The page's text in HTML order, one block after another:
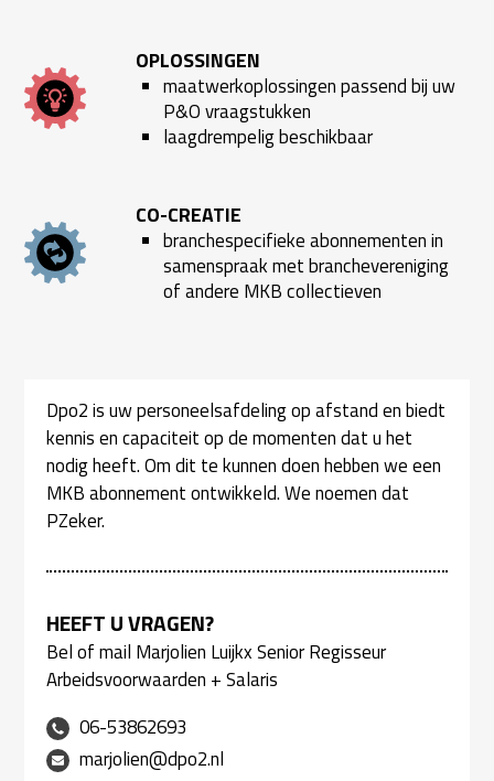
Dpo2 is uw personeelsafdeling op afstand en biedt
kennis en capaciteit op de momenten dat u het
nodig heeft. Om dit te kunnen doen hebben we een
MKB abonnement ontwikkeld. We noemen dat
PZeker.
HEEFT U VRAGEN?
Bel of mail Marjolien Luijkx Senior Regisseur
Arbeidsvoorwaarden + Salaris
06-53862693
marjolien@dpo2.nl
OPLOSSINGEN
maatwerkoplossingen passend bij uw
P&O vraagstukken
laagdrempelig beschikbaar
CO-CREATIE
branchespecifieke abonnementen in
samenspraak met branchevereniging
of andere MKB collectieven